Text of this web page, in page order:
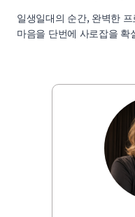
일생일대의 순간, 완벽한
마음을 단번에 사로잡을